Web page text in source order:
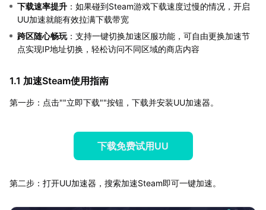
下载速率提升 ：如果碰到Steam游戏下载速度过慢的情况，开启
UU加速就能有效拉满下载带宽
跨区随心畅玩：支持一键切换加速区服功能，可自由更换加速节
点实现IP地址切换，轻松访问不同区域的商店内容
1.1 加速Steam使用指南
第一步：点击""立即下载""按钮，下载并安装UU加速器。
下载免费试用UU
第二步：打开UU加速器，搜索加速Steam即可一键加速。